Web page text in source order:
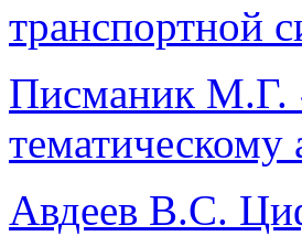
транспортной
Писманик М.Г.
тематическому
Авдеев В.С.